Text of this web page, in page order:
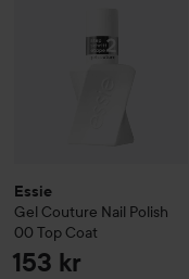
Essie
Gel Couture Nail Polish
00 Top Coat
153 kr